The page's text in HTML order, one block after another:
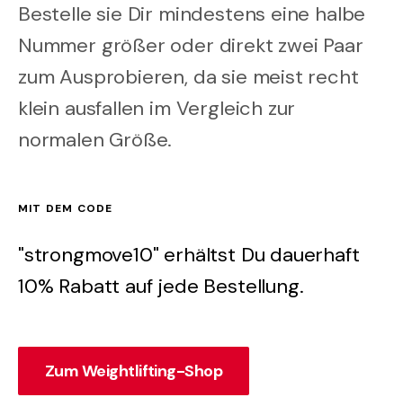
Bestelle sie Dir mindestens eine halbe
Nummer größer oder direkt zwei Paar
zum Ausprobieren, da sie meist recht
klein ausfallen im Vergleich zur
normalen Größe.
MIT DEM CODE
"strongmove10" erhältst Du dauerhaft
10% Rabatt auf jede Bestellung.
Zum Weightlifting-Shop